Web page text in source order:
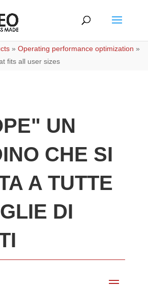
» Operating performance optimization »
fits all user sizes
UN
CHE SI
A TUTTE
DI